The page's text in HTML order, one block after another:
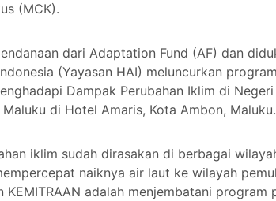
(MCK).
dari Adaptation Fund (AF) dan
(Yayasan HAI) meluncurkan
Dampak Perubahan Iklim di
di Hotel Amaris, Kota Ambon, Maluku.
iklim sudah dirasakan di berbagai
naiknya air laut ke wilayah
KEMITRAAN adalah menjembatani